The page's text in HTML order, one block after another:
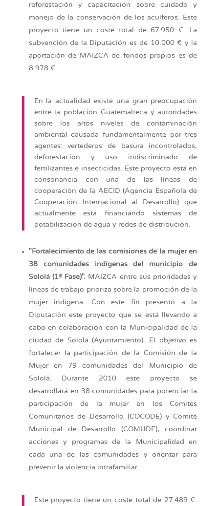
reforestación y capacitación sobre cuidado y
manejo de la conservación de los acuíferos. Este
proyecto tiene un coste total de 67.950 €. La
subvención de la Diputación es de 10.000 € y la
aportación de MAIZCA de fondos propios es de
8.978 €.
En la actualidad existe una gran preocupación
entre la población Guatemalteca y autoridades
sobre los altos niveles de contaminación
ambiental causada fundamentalmente por tres
agentes: vertederos de basura incontrolados,
deforestación y uso indiscriminado de
fertilizantes e insecticidas. Este proyecto está en
consonancia con una de las líneas de
cooperación de la AECID (Agencia Española de
Cooperación Internacional al Desarrollo) que
actualmente está financiando sistemas de
potabilización de agua y redes de distribución.
"Fortalecimiento de las comisiones de la mujer en
38 comunidades indígenas del municipio de
Sololá (1ª Fase)". MAIZCA entre sus prioridades y
líneas de trabajo prioriza sobre la promoción de la
mujer indígena. Con este fin presentó a la
Diputación este proyecto que se está llevando a
cabo en colaboración con la Municipalidad de la
ciudad de Sololá (Ayuntamiento). El objetivo es
fortalecer la participación de la Comisión de la
Mujer en 79 comunidades del Municipio de
Sololá. Durante 2010 este proyecto se
desarrollará en 38 comunidades para potenciar la
participación de la mujer en los Comités
Comunitarios de Desarrollo (COCODE) y Comité
Municipal de Desarrollo (COMUDE), coordinar
acciones y programas de la Municipalidad en
cada una de las comunidades y orientar para
prevenir la violencia intrafamiliar.
Este proyecto tiene un coste total de 27.489 €.